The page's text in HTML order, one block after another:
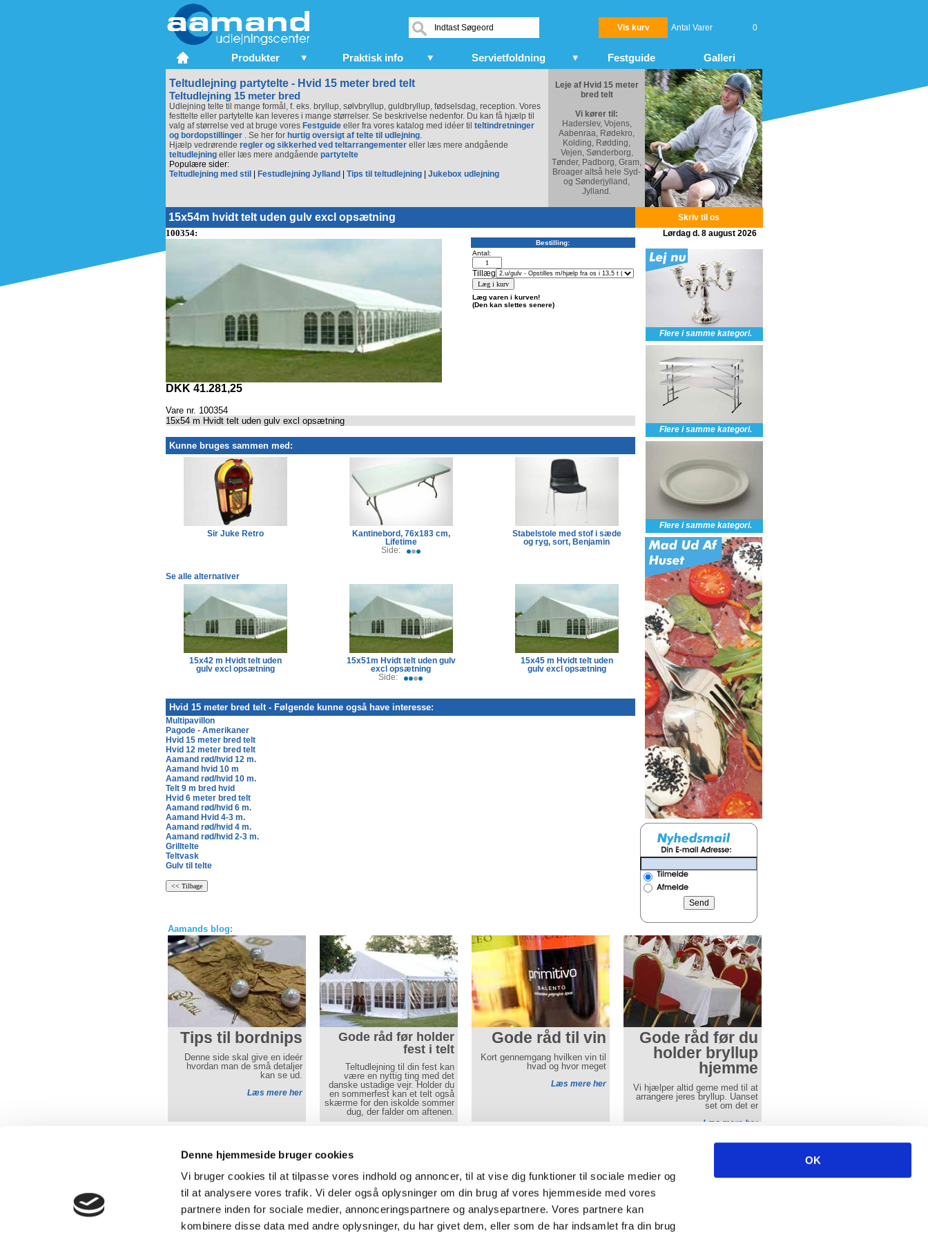
Denne hjemmeside bruger cookies
Vi bruger cookies til at tilpasse vores indhold og annoncer, til at vise dig funktioner til sociale medier og
til at analysere vores trafik. Vi deler også oplysninger om din brug af vores hjemmeside med vores
partnere inden for sociale medier, annonceringspartnere og analysepartnere. Vores partnere kan
kombinere disse data med andre oplysninger, du har givet dem, eller som de har indsamlet fra din brug
OK
Vis kurv Antal Varer 0
Teltudlejning partytelte - Hvid 15 meter bred telt
Teltudlejning 15 meter bred
Udlejning telte til mange formål, f. eks. bryllup, sølvbryllup, guldbryllup, fødselsdag, reception. Vores
festtelte eller partytelte kan leveres i mange størrelser. Se beskrivelse nedenfor. Du kan få hjælp til
valg af størrelse ved at bruge vores Festguide eller fra vores katalog med idéer til teltindretninger
og bordopstillinger . Se her for hurtig oversigt af telte til udlejning.
Hjælp vedrørende regler og sikkerhed ved teltarrangementer eller læs mere andgående
teltudlejning eller læs mere andgående partytelte
Populære sider:
Teltudlejning med stil
Festudlejning Jylland Tips til teltudlejning Jukebox udlejning
Leje af Hvid 15 meter
bred telt
Vi kører til:
Haderslev, Vojens,
Aabenraa, Rødekro,
Kolding, Rødding,
Vejen, Sønderborg,
Tønder, Padborg, Gram,
Broager altså hele Syd-
og Sønderjylland,
Jylland.
15x54m hvidt telt uden gulv excl opsætning
100354:
Bestilling:
Antal:
Tillæg
Læg varen i kurven!
(Den kan slettes senere)
DKK 41.281,25
Vare nr. 100354
15x54 m Hvidt telt uden gulv excl opsætning
Kunne bruges sammen med:
Se alle alternativer
Hvid 15 meter bred telt - Følgende kunne også have interesse:
Multipavillon
Pagode - Amerikaner
Hvid 15 meter bred telt
Hvid 12 meter bred telt
Aamand rød/hvid 12 m.
Aamand hvid 10 m
Aamand rød/hvid 10 m.
Telt 9 m bred hvid
Hvid 6 meter bred telt
Aamand rød/hvid 6 m.
Aamand Hvid 4-3 m.
Aamand rød/hvid 4 m.
Aamand rød/hvid 2-3 m.
Grilltelte
Teltvask
Gulv til telte
Skriv til os
Lørdag d. 8 august 2026
Flere i samme kategori.
Flere i samme kategori.
Flere i samme kategori.
Aamands blog:
Over 30 års erfaring med udlejning af
telte, borde, stole og service.
Tlf 74 62 64 45
Aabenraa: Brunde Vest 2B, 6230 Rødekro
Cookie-indstillinger- Privatlivspolitik
Produkter Praktisk info Servietfoldning Festguide Galleri
15x42 m Hvidt telt uden
gulv excl opsætning
15x51m Hvidt telt uden gulv
excl opsætning
15x45 m Hvidt telt uden
gulv excl opsætning
15x57m Hvidt telt uden gulv
excl opsætning
Side:
Tips til bordnips
Denne side skal give en ideér
hvordan man de små detaljer
kan se ud.
Læs mere her
Gode råd før holder
fest i telt
Teltudlejning til din fest kan
være en nyttig ting med det
danske ustadige vejr. Holder du
en sommerfest kan et telt også
skærme for den iskolde sommer
dug, der falder om aftenen.
Gode råd til vin
Kort gennemgang hvilken vin til
hvad og hvor meget
Læs mere her
Gode råd før du
holder bryllup
hjemme
Vi hjælper altid gerne med til at
arrangere jeres bryllup. Uanset
set om det er
Læs mere her
Sir Juke Retro
Kantinebord, 76x183 cm,
Lifetime
Stabelstole med stof i sæde
og ryg, sort, Benjamin
Varmeovne excl blæser,
gas, excl gasflaske
Side: